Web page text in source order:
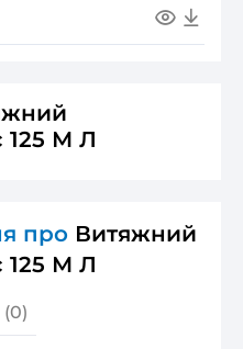
125 М Л
про Витяжний
125 М Л
(0)